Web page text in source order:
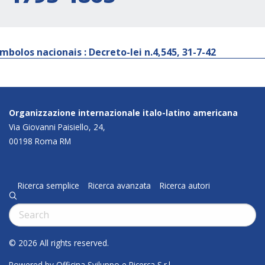
nacionais : Decreto-lei n.4,545, 31-7-42
Organizzazione internazionale italo-latino americana
Via Giovanni Paisiello, 24,
00198 Roma RM
Ricerca semplice Ricerca avanzata Ricerca autori
q
Cerca:
© 2026 All rights reserved.